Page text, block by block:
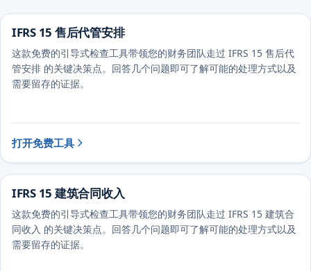
IFRS 15 售后代管安排
这款免费的引导式检查工具带领您的财务团队走过 IFRS 15 售后代
管安排 的关键决策点。回答几个问题即可了解可能的处理方式以及
需要留存的证据。
打开免费工具
IFRS 15 建筑合同收入
这款免费的引导式检查工具带领您的财务团队走过 IFRS 15 建筑合
同收入 的关键决策点。回答几个问题即可了解可能的处理方式以及
需要留存的证据。